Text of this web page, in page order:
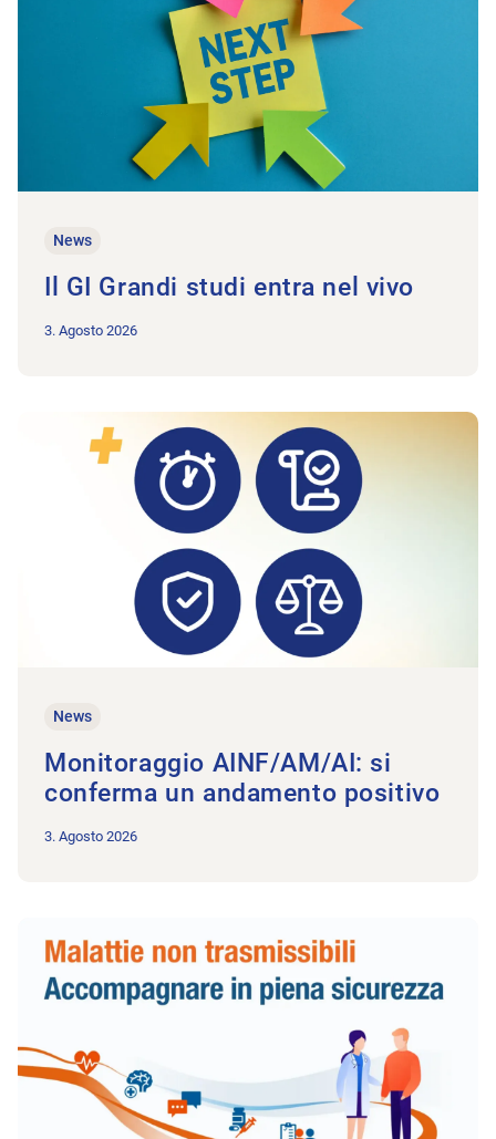
News
Il GI Grandi studi entra nel vivo
3. Agosto 2026
News
Monitoraggio AINF/AM/AI: si
conferma un andamento positivo
3. Agosto 2026
All'articolo Monitoraggio AINF/AM/AI: si conferma un